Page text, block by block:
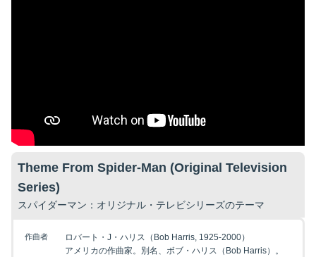
Theme From Spider-Man (Original Television
Series)
スパイダーマン ： オリジナル・テレビシリーズのテーマ
作曲者
ロバート・J・ハリス（Bob Harris, 1925-2000）
アメリカの作曲家。別名、ボブ・ハリス（Bob Harris）。